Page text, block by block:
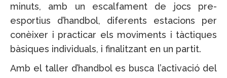
minuts, amb un escalfament de jocs pre-
esportius d’handbol, diferents estacions per
conèixer i practicar els moviments i tàctiques
bàsiques individuals, i finalitzant en un partit.
Amb el taller d’handbol es busca l’activació del